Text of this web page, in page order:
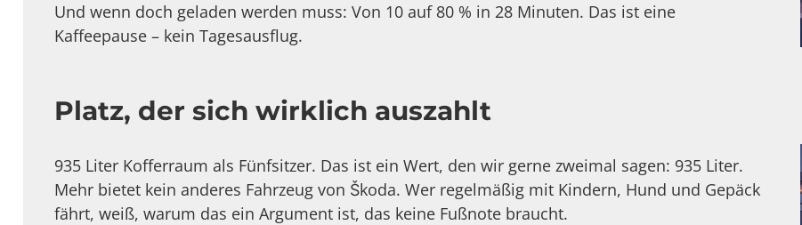
Und wenn doch geladen werden muss: Von 10 auf 80 % in 28 Minuten. Das ist eine
Kaffeepause – kein Tagesausflug.
Platz, der sich wirklich auszahlt
935 Liter Kofferraum als Fünfsitzer. Das ist ein Wert, den wir gerne zweimal sagen: 935 Liter.
Mehr bietet kein anderes Fahrzeug von Škoda. Wer regelmäßig mit Kindern, Hund und Gepäck
fährt, weiß, warum das ein Argument ist, das keine Fußnote braucht.